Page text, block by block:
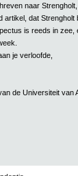
naar
artikel, dat
is reeds in zee,
je verloofde,
de Universiteit van